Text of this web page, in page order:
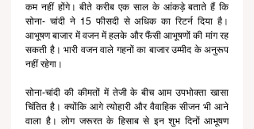
कम नहीं होंगे। बीते करीब एक साल के आंकड़े बताते हैं कि
सोना- चांदी ने 15 फीसदी से अधिक का रिटर्न दिया है।
आभूषण बाजार में वजन में हलके और फैंसी आभूषणों की मांग रह
सकती है। भारी वजन वाले गहनों का बाजार उम्मीद के अनुरूप
नहीं रहेगा।
सोना-चांदी की कीमतों में तेजी के बीच आम उपभोक्ता खासा
चिंतित है। क्योंकि आगे त्योहारी और वैवाहिक सीजन भी आने
वाला है। लोग जरूरत के हिसाब से इन शुभ दिनों आभूषण